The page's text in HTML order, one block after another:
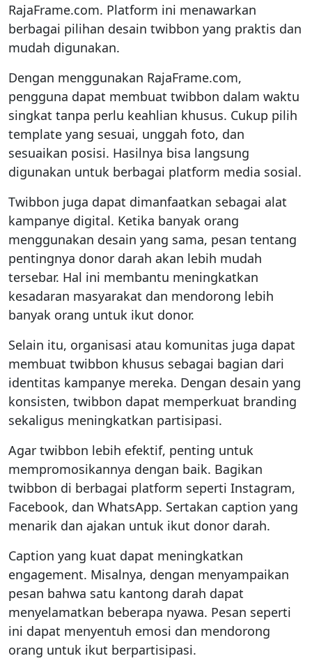
RajaFrame.com. Platform ini menawarkan
berbagai pilihan desain twibbon yang praktis dan
mudah digunakan.
Dengan menggunakan RajaFrame.com,
pengguna dapat membuat twibbon dalam waktu
singkat tanpa perlu keahlian khusus. Cukup pilih
template yang sesuai, unggah foto, dan
sesuaikan posisi. Hasilnya bisa langsung
digunakan untuk berbagai platform media sosial.
Twibbon juga dapat dimanfaatkan sebagai alat
kampanye digital. Ketika banyak orang
menggunakan desain yang sama, pesan tentang
pentingnya donor darah akan lebih mudah
tersebar. Hal ini membantu meningkatkan
kesadaran masyarakat dan mendorong lebih
banyak orang untuk ikut donor.
Selain itu, organisasi atau komunitas juga dapat
membuat twibbon khusus sebagai bagian dari
identitas kampanye mereka. Dengan desain yang
konsisten, twibbon dapat memperkuat branding
sekaligus meningkatkan partisipasi.
Agar twibbon lebih efektif, penting untuk
mempromosikannya dengan baik. Bagikan
twibbon di berbagai platform seperti Instagram,
Facebook, dan WhatsApp. Sertakan caption yang
menarik dan ajakan untuk ikut donor darah.
Caption yang kuat dapat meningkatkan
engagement. Misalnya, dengan menyampaikan
pesan bahwa satu kantong darah dapat
menyelamatkan beberapa nyawa. Pesan seperti
ini dapat menyentuh emosi dan mendorong
orang untuk ikut berpartisipasi.